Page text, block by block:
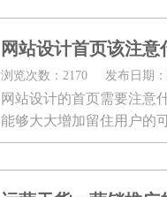
网站设计首页该注意
发布日期
浏览次数：2170
网站设计的首页需要注
能够大大增加留住用户的
好性主要体现在页面设计